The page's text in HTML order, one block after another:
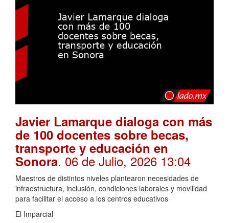
Javier Lamarque dialoga con más
de 100 docentes sobre becas,
transporte y educación en
Sonora. 06 de Julio, 2026 13:04
Maestros de distintos niveles plantearon necesidades de
infraestructura, inclusión, condiciones laborales y movilidad
para facilitar el acceso a los centros educativos
El Imparcial